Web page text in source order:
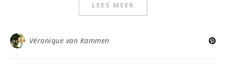
LEES MEER
Véronique van Kammen